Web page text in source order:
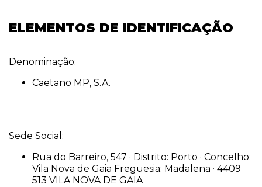
ELEMENTOS DE IDENTIFICAÇÃO
Denominação:
Caetano MP, S.A.
Sede Social:
Rua do Barreiro, 547 · Distrito: Porto · Concelho:
Vila Nova de Gaia Freguesia: Madalena · 4409
513 VILA NOVA DE GAIA